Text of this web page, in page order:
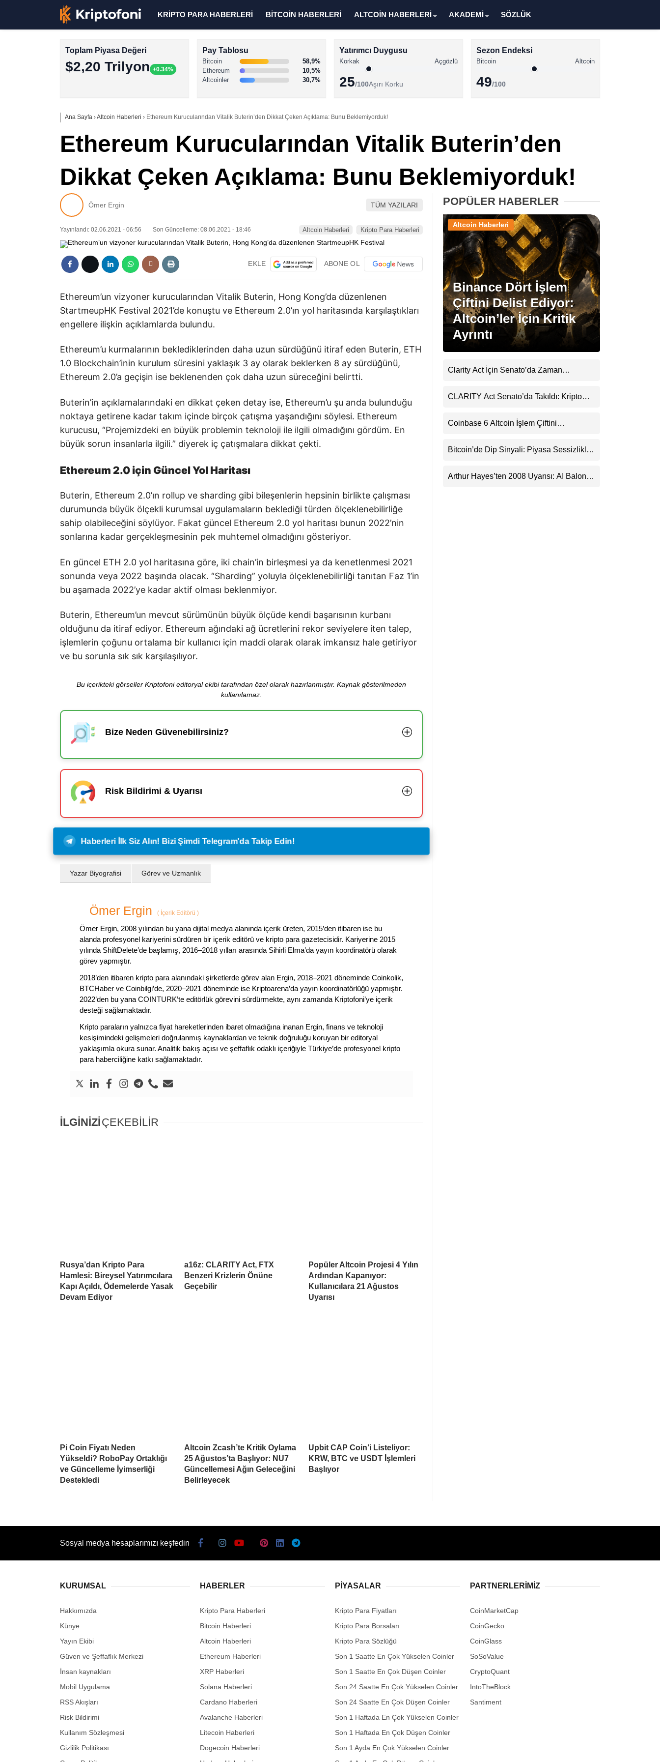
Altcoin Haberleri
Solana Haberleri
XRP Haberleri
Memecoin Haberleri
Stablecoin Haberleri
Facebook
Instagram
LinkedIn
Telegram
KRİPTO PARA HABERLERİ BİTCOİN HABERLERİ ALTCOİN HABERLERİ AKADEMİ SÖZLÜK
Toplam Piyasa Değeri
$2,20 Trilyon +0.34%
Pay Tablosu
Bitcoin
58,9%
Ethereum
10,5%
Altcoinler
30,7%
Yatırımcı Duygusu
Korkak Açgözlü
25/100Aşırı Korku
Sezon Endeksi
Bitcoin Altcoin
49/100
Ana Sayfa ›Altcoin Haberleri › Ethereum Kurucularından Vitalik Buterin’den Dikkat Çeken Açıklama: Bunu Beklemiyorduk!
Ethereum Kurucularından Vitalik Buterin’den
Dikkat Çeken Açıklama: Bunu Beklemiyorduk!
Ömer Ergin TÜM YAZILARI
Yayınlandı: 02.06.2021 - 06:56 Son Güncelleme: 08.06.2021 - 18:46 Altcoin Haberleri Kripto Para Haberleri
EKLE ABONE OL
Ethereum’un vizyoner kurucularından Vitalik Buterin, Hong Kong’da düzenlenen
StartmeupHK Festival 2021’de konuştu ve Ethereum 2.0’ın yol haritasında karşılaştıkları
engellere ilişkin açıklamlarda bulundu.
Ethereum’u kurmalarının beklediklerinden daha uzun sürdüğünü itiraf eden Buterin, ETH
1.0 Blockchain’inin kurulum süresini yaklaşık 3 ay olarak beklerken 8 ay sürdüğünü,
Ethereum 2.0’a geçişin ise beklenenden çok daha uzun süreceğini belirtti.
Buterin’in açıklamalarındaki en dikkat çeken detay ise, Ethereum’u şu anda bulunduğu
noktaya getirene kadar takım içinde birçok çatışma yaşandığını söylesi. Ethereum
kurucusu, “Projemizdeki en büyük problemin teknoloji ile ilgili olmadığını gördüm. En
büyük sorun insanlarla ilgili.” diyerek iç çatışmalara dikkat çekti.
Ethereum 2.0 için Güncel Yol Haritası
Buterin, Ethereum 2.0’ın rollup ve sharding gibi bileşenlerin hepsinin birlikte çalışması
durumunda büyük ölçekli kurumsal uygulamaların beklediği türden ölçeklenebilirliğe
sahip olabileceğini söylüyor. Fakat güncel Ethereum 2.0 yol haritası bunun 2022’nin
sonlarına kadar gerçekleşmesinin pek muhtemel olmadığını gösteriyor.
En güncel ETH 2.0 yol haritasına göre, iki chain’in birleşmesi ya da kenetlenmesi 2021
sonunda veya 2022 başında olacak. “Sharding” yoluyla ölçeklenebilirliği tanıtan Faz 1’in
bu aşamada 2022’ye kadar aktif olması beklenmiyor.
Buterin, Ethereum’un mevcut sürümünün büyük ölçüde kendi başarısının kurbanı
olduğunu da itiraf ediyor. Ethereum ağındaki ağ ücretlerini rekor seviyelere iten talep,
işlemlerin çoğunu ortalama bir kullanıcı için maddi olarak olarak imkansız hale getiriyor
ve bu sorunla sık sık karşılaşılıyor.
Bu içerikteki görseller Kriptofoni editoryal ekibi tarafından özel olarak hazırlanmıştır. Kaynak gösterilmeden
kullanılamaz.
Bize Neden Güvenebilirsiniz?
Risk Bildirimi & Uyarısı
Haberleri İlk Siz Alın! Bizi Şimdi Telegram'da Takip Edin!
Yazar Biyografisi Görev ve Uzmanlık
Ömer Ergin ( İçerik Editörü )
Ömer Ergin, 2008 yılından bu yana dijital medya alanında içerik üreten, 2015’den itibaren ise bu
alanda profesyonel kariyerini sürdüren bir içerik editörü ve kripto para gazetecisidir. Kariyerine 2015
yılında ShiftDelete’de başlamış, 2016–2018 yılları arasında Sihirli Elma’da yayın koordinatörü olarak
görev yapmıştır.
2018’den itibaren kripto para alanındaki şirketlerde görev alan Ergin, 2018–2021 döneminde Coinkolik,
BTCHaber ve Coinbilgi’de, 2020–2021 döneminde ise Kriptoarena’da yayın koordinatörlüğü yapmıştır.
2022’den bu yana COINTURK’te editörlük görevini sürdürmekte, aynı zamanda Kriptofoni’ye içerik
desteği sağlamaktadır.
Kripto paraların yalnızca fiyat hareketlerinden ibaret olmadığına inanan Ergin, finans ve teknoloji
kesişimindeki gelişmeleri doğrulanmış kaynaklardan ve teknik doğruluğu koruyan bir editoryal
yaklaşımla okura sunar. Analitik bakış açısı ve şeffaflık odaklı içeriğiyle Türkiye’de profesyonel kripto
para haberciliğine katkı sağlamaktadır.
İLGİNİZİÇEKEBİLİR
Rusya’dan Kripto Para
Hamlesi: Bireysel Yatırımcılara
Kapı Açıldı, Ödemelerde Yasak
Devam Ediyor
a16z: CLARITY Act, FTX
Benzeri Krizlerin Önüne
Geçebilir
Popüler Altcoin Projesi 4 Yılın
Ardından Kapanıyor:
Kullanıcılara 21 Ağustos
Uyarısı
Pi Coin Fiyatı Neden
Yükseldi? RoboPay Ortaklığı
ve Güncelleme İyimserliği
Destekledi
Altcoin Zcash’te Kritik Oylama
25 Ağustos’ta Başlıyor: NU7
Güncellemesi Ağın Geleceğini
Belirleyecek
Upbit CAP Coin’i Listeliyor:
KRW, BTC ve USDT İşlemleri
Başlıyor
POPÜLER HABERLER
Binance Dört İşlem
Çiftini Delist Ediyor:
Altcoin’ler İçin Kritik
Ayrıntı
Altcoin Haberleri
Clarity Act İçin Senato’da Zaman
CLARITY Act Senato’da Takıldı: Kripto
Coinbase 6 Altcoin İşlem Çiftini
Bitcoin’de Dip Sinyali: Piyasa Sessizlikle
Arthur Hayes’ten 2008 Uyarısı: AI Balonu
Sosyal medya hesaplarımızı keşfedin
KURUMSAL
Hakkımızda
Künye
Yayın Ekibi
Güven ve Şeffaflık Merkezi
İnsan kaynakları
Mobil Uygulama
RSS Akışları
Risk Bildirimi
Kullanım Sözleşmesi
Gizlilik Politikası
HABERLER
Kripto Para Haberleri
Bitcoin Haberleri
Altcoin Haberleri
Ethereum Haberleri
XRP Haberleri
Solana Haberleri
Cardano Haberleri
Avalanche Haberleri
Litecoin Haberleri
Dogecoin Haberleri
PIYASALAR
Kripto Para Fiyatları
Kripto Para Borsaları
Kripto Para Sözlüğü
Son 1 Saatte En Çok Yükselen Coinler
Son 1 Saatte En Çok Düşen Coinler
Son 24 Saatte En Çok Yükselen Coinler
Son 24 Saatte En Çok Düşen Coinler
Son 1 Haftada En Çok Yükselen Coinler
Son 1 Haftada En Çok Düşen Coinler
Son 1 Ayda En Çok Yükselen Coinler
PARTNERLERIMIZ
CoinMarketCap
CoinGecko
CoinGlass
SoSoValue
CryptoQuant
IntoTheBlock
Santiment